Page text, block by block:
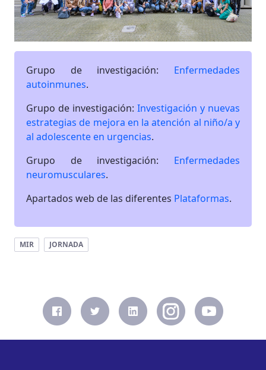
Grupo de investigación: Enfermedades
autoinmunes.
Grupo de investigación: Investigación y nuevas
estrategias de mejora en la atención al niño/a y
al adolescente en urgencias.
Grupo de investigación: Enfermedades
neuromusculares.
Apartados web de las diferentes Plataformas.
MIR JORNADA